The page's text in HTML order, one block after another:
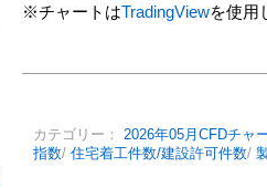
※チャートはTradingViewを使用
カテゴリー： 2026年05月CFDチャ
指数/ 住宅着工件数/建設許可件数/